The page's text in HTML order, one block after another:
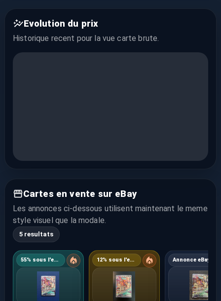
Evolution du prix
Historique recent pour la vuecarte brute.
Cartes en vente sur eBay
Les annonces ci-dessous utilisent maintenant le meme
style visuel que la modale.
5 resultats
55% sous l'estimation 12% sous l'estimation Annonce eBay